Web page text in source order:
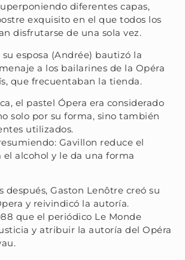
diferentes capas,
exquisito en el que todos los
disfrutarse de una sola vez.
esposa (Andrée) bautizó la
a los bailarines de la Opéra
que frecuentaban la tienda.
el pastel Ópera era considerado
solo por su forma, sino también
utilizados.
Gavillon reduce el
el alcohol y le da una forma
después, Gaston Lenôtre creó su
y reivindicó la autoría.
que el periódico Le Monde
y atribuir la autoría del Opéra